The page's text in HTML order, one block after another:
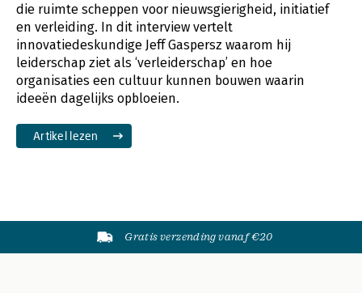
die ruimte scheppen voor nieuwsgierigheid, initiatief
en verleiding. In dit interview vertelt
innovatiedeskundige Jeff Gaspersz waarom hij
leiderschap ziet als ‘verleiderschap’ en hoe
organisaties een cultuur kunnen bouwen waarin
ideeën dagelijks opbloeien.
Artikel lezen
Gratis verzending vanaf €20